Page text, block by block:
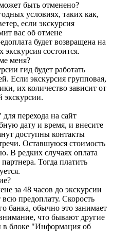
быть отменено?
условиях, таких как,
если экскурсия
вас об отмене
будет возвращена на
состоится.
меня?
гид будет работать
Если экскурсия групповая,
их количество зависит от
экскурсии.
перехода на сайт
дату и время, и внесите
доступны контакты
Оставшуюся стоимость
В редких случаях оплата
Тогда платить
за 48 часов до экскурсии
предоплату. Скорость
банка, обычно это занимает
что бывают другие
блоке "Информация об